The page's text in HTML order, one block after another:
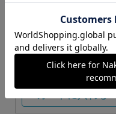
S・M・Lサイズより当店に